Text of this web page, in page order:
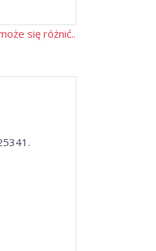
się różnić..